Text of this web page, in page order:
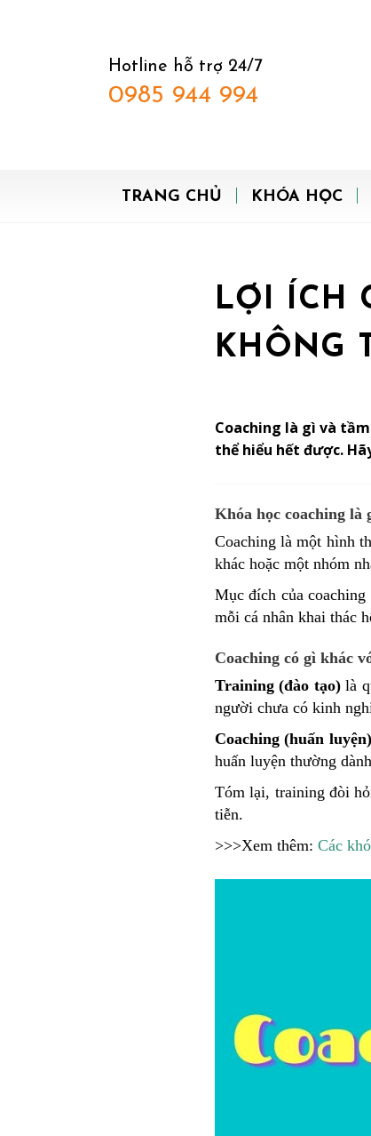
Hotline hỗ trợ 24/7
0985 944 994
TRANG CHỦ KHÓA HỌC
LỢI ÍCH
KHÔNG
Coaching là gì và
thể hiểu hết được.
Khóa học coaching là
Coaching là một hình
khác hoặc một nhóm
Mục đích của
mỗi cá nhân khai thác
Coaching có gì khác
Training (đào tạo)là
người chưa có kinh
Coaching (huấn luyện)
huấn luyện thường
Tóm lại, training đòi
tiễn.
>>>Xem thêm: Các